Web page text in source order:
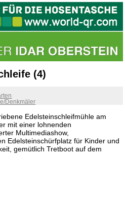
(4)
Denkmäler
Edelsteinschleifmühle am
mit einer lohnenden
Multimediashow,
Edelsteinschürfplatz für Kinder und
gemütlich Tretboot auf dem